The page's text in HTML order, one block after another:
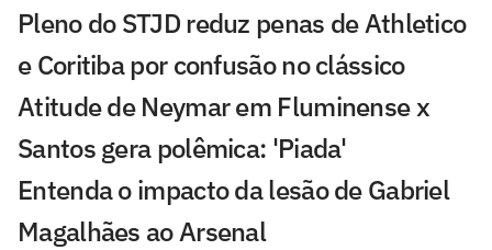
Pleno do STJD reduz penas de Athletico
e Coritiba por confusão no clássico
Atitude de Neymar em Fluminense x
Santos gera polêmica: 'Piada'
Entenda o impacto da lesão de Gabriel
Magalhães ao Arsenal